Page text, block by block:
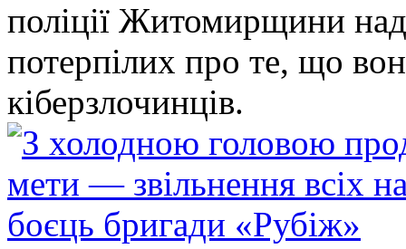
поліції Житомирщини
потерпілих про те, що
кіберзлочинців.